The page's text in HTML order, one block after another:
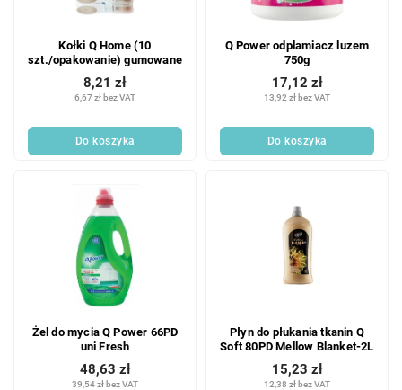
Kołki Q Home (10
szt./opakowanie) gumowane
6,67 zł bez VAT
8,21 zł
Do koszyka
Q Power odplamiacz luzem
750g
13,92 zł bez VAT
17,12 zł
Do koszyka
Żel do mycia Q Power 66PD
uni Fresh
39,54 zł bez VAT
48,63 zł
Płyn do płukania tkanin Q
Soft 80PD Mellow Blanket-2L
12,38 zł bez VAT
15,23 zł